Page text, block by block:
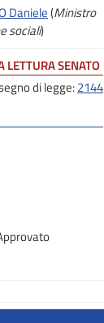
Daniele(Ministro
sociali)
LETTURA SENATO
di legge:2144